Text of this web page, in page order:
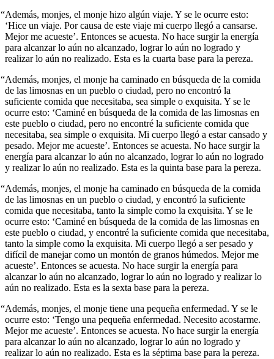
“Además, monjes, el monje hizo algún viaje. Y se le ocurre esto:
‘Hice un viaje. Por causa de este viaje mi cuerpo llegó a cansarse.
Mejor me acueste’. Entonces se acuesta. No hace surgir la energía
para alcanzar lo aún no alcanzado, lograr lo aún no logrado y
realizar lo aún no realizado. Esta es la cuarta base para la pereza.
“Además, monjes, el monje ha caminado en búsqueda de la comida
de las limosnas en un pueblo o ciudad, pero no encontró la
suficiente comida que necesitaba, sea simple o exquisita. Y se le
ocurre esto: ‘Caminé en búsqueda de la comida de las limosnas en
este pueblo o ciudad, pero no encontré la suficiente comida que
necesitaba, sea simple o exquisita. Mi cuerpo llegó a estar cansado y
pesado. Mejor me acueste’. Entonces se acuesta. No hace surgir la
energía para alcanzar lo aún no alcanzado, lograr lo aún no logrado
y realizar lo aún no realizado. Esta es la quinta base para la pereza.
“Además, monjes, el monje ha caminado en búsqueda de la comida
de las limosnas en un pueblo o ciudad, y encontró la suficiente
comida que necesitaba, tanto la simple como la exquisita. Y se le
ocurre esto: ‘Caminé en búsqueda de la comida de las limosnas en
este pueblo o ciudad, y encontré la suficiente comida que necesitaba,
tanto la simple como la exquisita. Mi cuerpo llegó a ser pesado y
difícil de manejar como un montón de granos húmedos. Mejor me
acueste’. Entonces se acuesta. No hace surgir la energía para
alcanzar lo aún no alcanzado, lograr lo aún no logrado y realizar lo
aún no realizado. Esta es la sexta base para la pereza.
“Además, monjes, el monje tiene una pequeña enfermedad. Y se le
ocurre esto: ‘Tengo una pequeña enfermedad. Necesito acostarme.
Mejor me acueste’. Entonces se acuesta. No hace surgir la energía
para alcanzar lo aún no alcanzado, lograr lo aún no logrado y
realizar lo aún no realizado. Esta es la séptima base para la pereza.